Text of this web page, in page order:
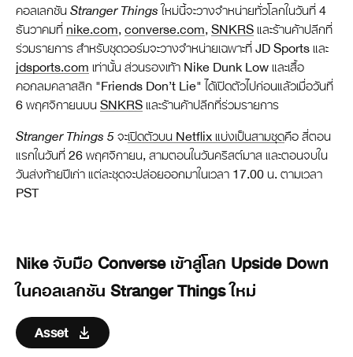
คอลเลกชัน Stranger Things ใหม่นี้จะวางจำหน่ายทั่วโลกในวันที่ 4
ธันวาคมที่ nike.com, converse.com, SNKRS และร้านค้าปลีกที่
ร่วมรายการ สำหรับชุดวอร์มจะวางจำหน่ายเฉพาะที่ JD Sports และ
jdsports.com เท่านั้น ส่วนรองเท้า Nike Dunk Low และเสื้อ
คอกลมคลาสสิก "Friends Don’t Lie" ได้เปิดตัวไปก่อนแล้วเมื่อวันที่
6 พฤศจิกายนบน SNKRS และร้านค้าปลีกที่ร่วมรายการ
Stranger Things 5 จะเปิดตัวบน Netflix แบ่งเป็นสามชุดคือ สี่ตอน
แรกในวันที่ 26 พฤศจิกายน, สามตอนในวันคริสต์มาส และตอนจบใน
วันส่งท้ายปีเก่า แต่ละชุดจะปล่อยออกมาในเวลา 17.00 น. ตามเวลา
PST
Nike จับมือ Converse เข้าสู่โลก Upside Down
ในคอลเลกชัน Stranger Things ใหม่
Asset